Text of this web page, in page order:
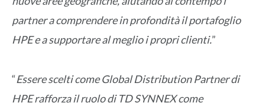
partner a comprendere in profondità il portafoglio
HPE e a supportare al meglio i propri clienti.”
“Essere scelti come Global Distribution Partner di
HPE rafforza il ruolo di TD SYNNEX come